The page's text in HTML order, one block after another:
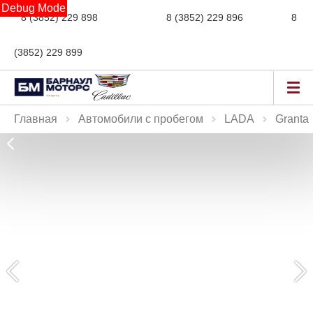
Debug Mode
8 (3852) 229 898 8 (3852) 229 896 8
(3852) 229 899
Главная Автомобили с пробегом LADA Granta